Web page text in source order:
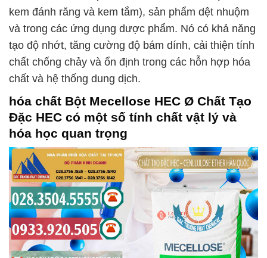
kem đánh răng và kem tắm), sản phẩm dệt nhuộm
và trong các ứng dụng dược phẩm. Nó có khả năng
tạo độ nhớt, tăng cường độ bám dính, cải thiện tính
chất chống chảy và ổn định trong các hỗn hợp hóa
chất và hệ thống dung dịch.
hóa chất Bột Mecellose HEC Ø Chất Tạo
Đặc HEC có một số tính chất vật lý và
hóa học quan trọng